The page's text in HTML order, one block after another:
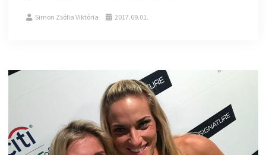
Simon Zsófia Viktória 2017.09.01.